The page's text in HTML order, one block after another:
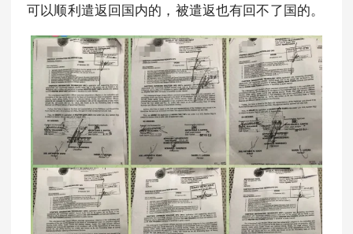
可以顺利遣返回国内的，被遣返也有回不了国的。